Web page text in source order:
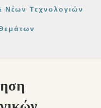
Νέων Τεχνολογιών